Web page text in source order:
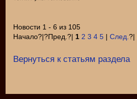
Новости 1 - 6 из 105
Начало?|?Пред.?| 1 2 3 4 5 |След.?|
Вернуться к статьям раздела